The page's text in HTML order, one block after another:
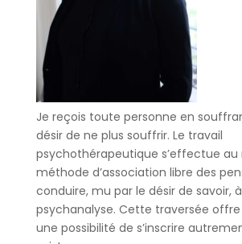
Je reçois toute personne en
désir de ne plus souffrir. Le travail
psychothérapeutique s’effectue au
méthode d’association libre des
conduire, mu par le désir de savoir,
psychanalyse. Cette traversée
une possibilité de s’inscrire